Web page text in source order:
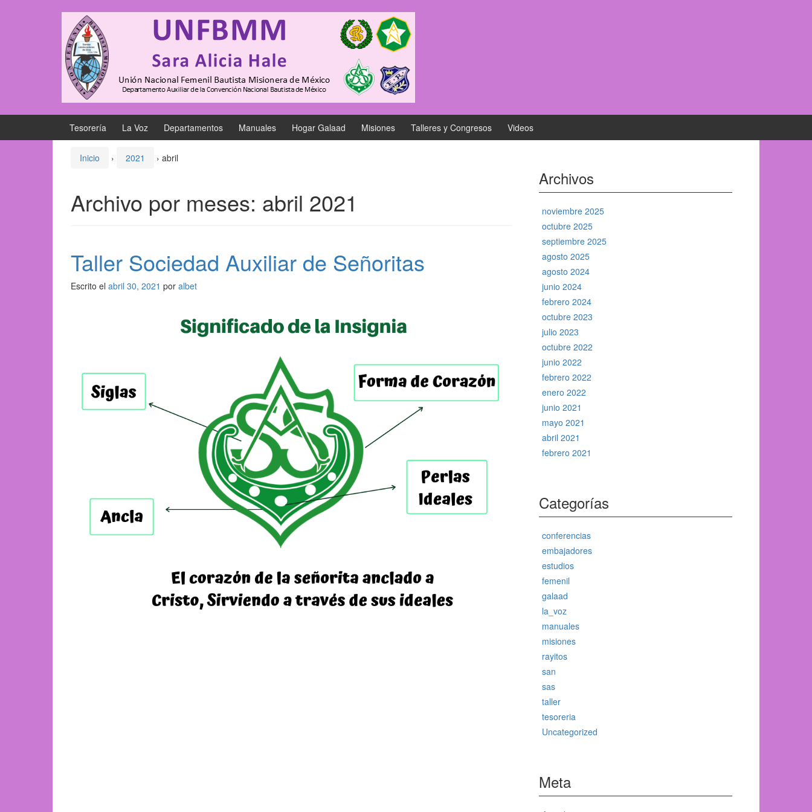
Tesorería La Voz Departamentos Manuales Hogar Galaad Misiones Talleres y Congresos Videos
Inicio › 2021 › abril
Archivo por meses: abril 2021
Taller Sociedad Auxiliar de Señoritas
Escrito el abril 30, 2021 por albet
Archivos
noviembre 2025
octubre 2025
septiembre 2025
agosto 2025
agosto 2024
junio 2024
febrero 2024
octubre 2023
julio 2023
octubre 2022
junio 2022
febrero 2022
enero 2022
junio 2021
mayo 2021
abril 2021
febrero 2021
Categorías
conferencias
embajadores
estudios
femenil
galaad
la_voz
manuales
misiones
rayitos
san
sas
taller
tesoreria
Uncategorized
Meta